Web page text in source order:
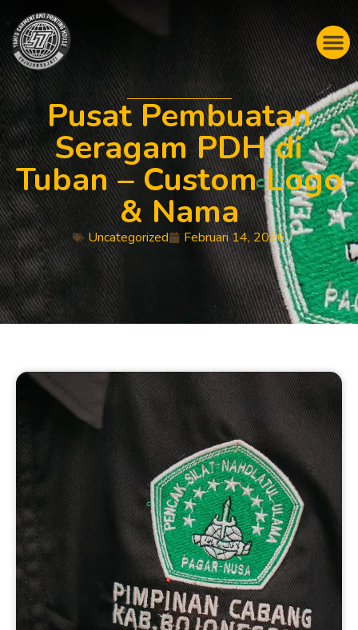
Pusat Pembuatan
Seragam PDH di
Tuban – Custom Logo
& Nama
Uncategorized Februari 14, 2026